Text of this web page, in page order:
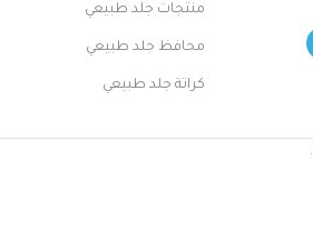
منتجات جلد طبيعي
محافظ جلد طبيعي
كراتة جلد طبيعي
.